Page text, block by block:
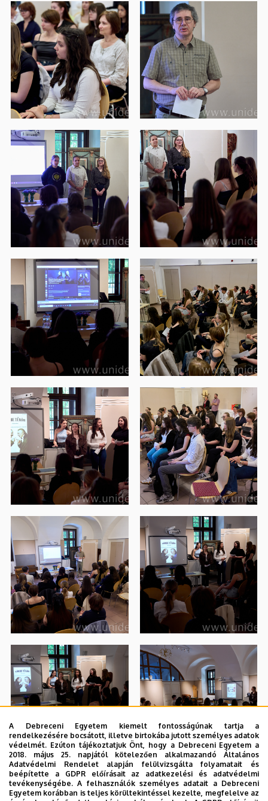
A Debreceni Egyetem kiemelt fontosságúnak tartja a
rendelkezésére bocsátott, illetve birtokába jutott személyes adatok
védelmét. Ezúton tájékoztatjuk Önt, hogy a Debreceni Egyetem a
2018. május 25. napjától kötelezően alkalmazandó Általános
Adatvédelmi Rendelet alapján felülvizsgálta folyamatait és
beépítette a GDPR előírásait az adatkezelési és adatvédelmi
tevékenységébe. A felhasználók személyes adatait a Debreceni
Egyetem korábban is teljes körültekintéssel kezelte, megfelelve az